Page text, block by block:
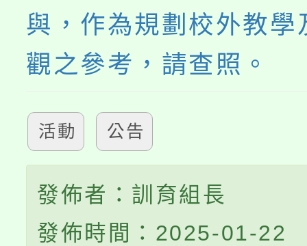
與，作為規劃校外教學
觀之參考，請查照。
活動 公告
發佈者：訓育組長
發佈時間：2025-01-22